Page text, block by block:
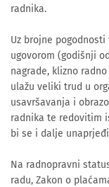
radnika.
Uz brojne
ugovorom (godišnji
nagrade, klizno
ulažu veliki trud u
usavršavanja i
radnika te redovitim
bi se i dalje
Na radnopravni
radu, Zakon o